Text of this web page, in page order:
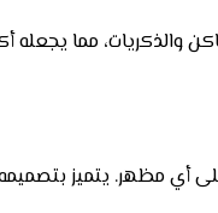
والذكريات، مما
أي مظهر. يتميز